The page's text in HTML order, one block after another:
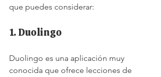
que puedes considerar:
1. Duolingo
Duolingo es una aplicación muy
conocida que ofrece lecciones de